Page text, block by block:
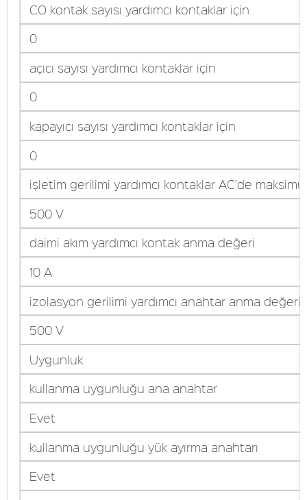
CO kontak sayısı yardımcı kontaklar için
0
açıcı sayısı yardımcı kontaklar için
0
kapayıcı sayısı yardımcı kontaklar için
0
işletim gerilimi yardımcı kontaklar AC'de
500 V
daimi akım yardımcı kontak anma değeri
10 A
izolasyon gerilimi yardımcı anahtar anma değeri
500 V
Uygunluk
kullanma uygunluğu ana anahtar
Evet
kullanma uygunluğu yük ayırma anahtarı
Evet